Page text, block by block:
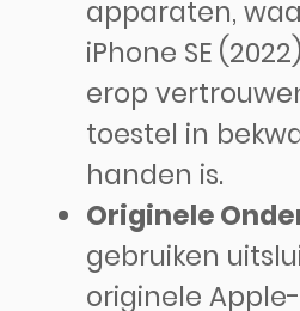
apparaten,
iPhone SE
erop
toestel in
handen is.
Originele
gebruiken
originele Apple-